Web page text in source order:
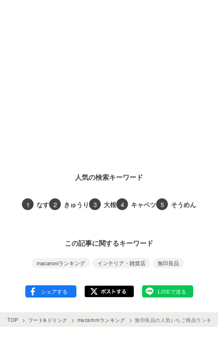
人気の検索キーワード
1 なす 2 きゅうり 3 大根 4 キャベツ 5 そうめん
この記事に関するキーワード
macaroniランキング インテリア・雑貨店 無印良品
TOP フード&ドリンク macaroniランキング 無印良品の人気いちご商品ランキ